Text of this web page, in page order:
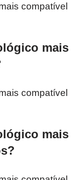
compatível
mais
compatível
mais